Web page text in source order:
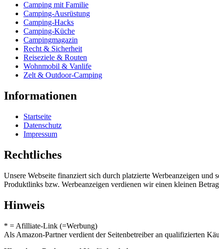
Camping mit Familie
Camping-Ausrüstung
Camping-Hacks
Camping-Küche
Campingmagazin
Recht & Sicherheit
Reiseziele & Routen
Wohnmobil & Vanlife
Zelt & Outdoor-Camping
Informationen
Startseite
Datenschutz
Impressum
Rechtliches
Unsere Webseite finanziert sich durch platzierte Werbeanzeigen
Produktlinks bzw. Werbeanzeigen verdienen wir einen kleinen
Hinweis
* = Afilliate-Link (=Werbung)
Als Amazon-Partner verdient der Seitenbetreiber an qualifizierten